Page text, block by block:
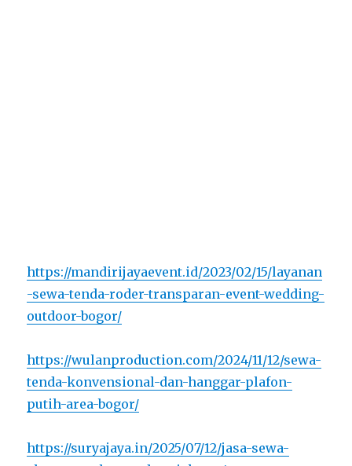
https://mandirijayaevent.id/2023/02/15/layanan
-sewa-tenda-roder-transparan-event-wedding-
outdoor-bogor/
https://wulanproduction.com/2024/11/12/sewa-
tenda-konvensional-dan-hanggar-plafon-
putih-area-bogor/
https://suryajaya.in/2025/07/12/jasa-sewa-